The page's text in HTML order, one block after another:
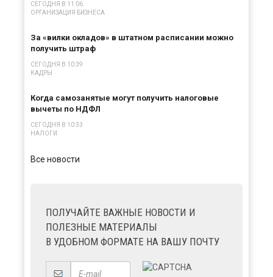
СЕГОДНЯ В 11:06
ОРГАНИЗАЦИЯ БИЗНЕСА
За «вилки окладов» в штатном расписании можно
получить штраф
СЕГОДНЯ В 10:39
КАДРЫ
Когда самозанятые могут получить налоговые
вычеты по НДФЛ
СЕГОДНЯ В 10:33
НАЛОГИ
Все новости
ПОЛУЧАЙТЕ ВАЖНЫЕ НОВОСТИ И
ПОЛЕЗНЫЕ МАТЕРИАЛЫ
В УДОБНОМ ФОРМАТЕ НА ВАШУ ПОЧТУ